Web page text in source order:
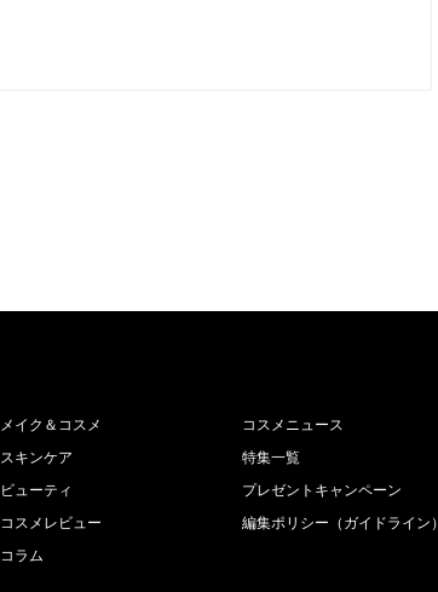
メイク＆コスメ
スキンケア
ビューティ
コスメレビュー
コラム
コスメニュース
特集一覧
プレゼントキャンペーン
編集ポリシー（ガイドライン）